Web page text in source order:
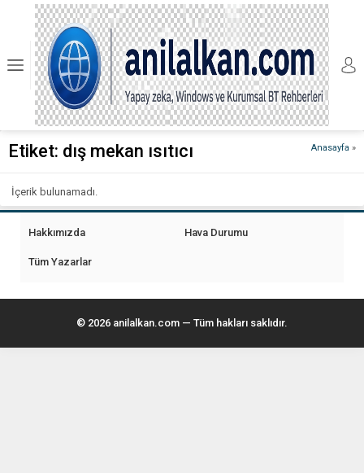
Anasayfa »
Etiket: dış mekan ısıtıcı
İçerik bulunamadı.
Hakkımızda Hava Durumu
Tüm Yazarlar
© 2026 anilalkan.com — Tüm hakları saklıdır.